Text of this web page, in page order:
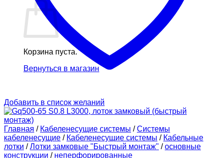
Корзина пуста.
Вернуться в магазин
Добавить в список желаний
Главная / Кабеленесущие системы / Системы
кабеленесущие / Кабеленесущие системы / Кабельные
лотки / Лотки замковые "Быстрый монтаж" / основные
конструкции / неперфорированные